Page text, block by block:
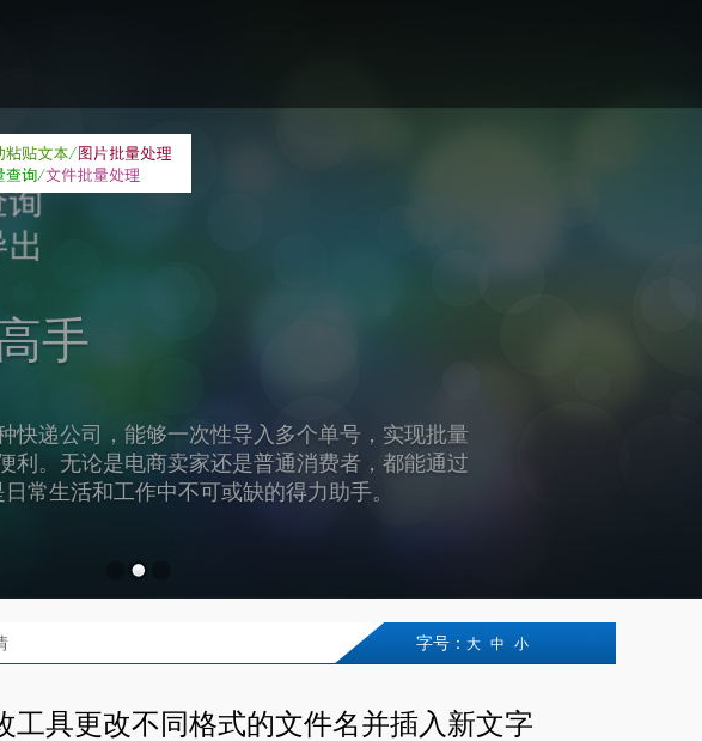
利性。它集成了多种实用的办公辅助工具，包括
，帮助用户轻松应对各种办公挑战。
字号： 大 中 小
工具更改不同格式的文件名并插入新文字